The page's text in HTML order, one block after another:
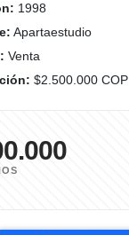
1998
Apartaestudio
Venta
$2.500.000 COP